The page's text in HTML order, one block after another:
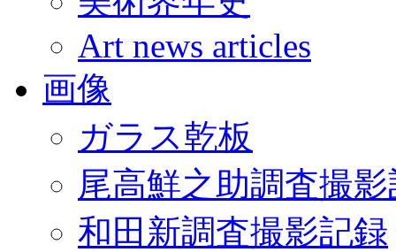
Art news articles
画像
ガラス乾板
尾高鮮之助調査撮
和田新調査撮影記録